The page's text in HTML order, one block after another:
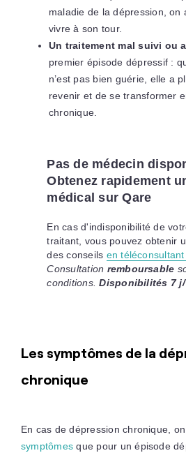
maladie de la dépression, on
vivre à son tour.
Un traitement mal suivi ou
premier épisode dépressif :
n’est pas bien guérie, elle a
revenir et de se transformer
chronique.
Pas de médecin
Obtenez rapidement
médical sur Qare
En cas d'indisponibilité de
traitant, vous pouvez obtenir
des conseils en
Consultation remboursable
conditions.Disponibilités 7
Les symptômes de la
chronique
En cas de dépression chronique,
symptômes que pour un épisode